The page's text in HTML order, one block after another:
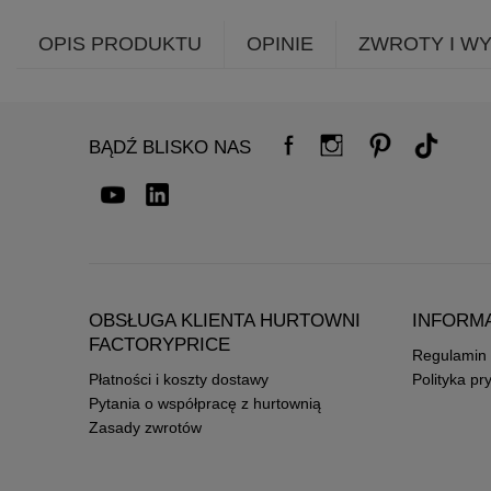
OPIS PRODUKTU OPINIE ZWROTY I
BĄDŹ BLISKO NAS
OBSŁUGA KLIENTA HURTOWNI
FACTORYPRICE
Płatności i koszty dostawy
Pytania o współpracę z hurtownią
Zasady zwrotów
Regulamin
Polityka